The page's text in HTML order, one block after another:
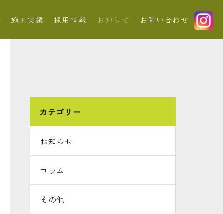
施工実績 採用情報 お知らせ お問い合わせ
カテゴリー
お知らせ
コラム
その他